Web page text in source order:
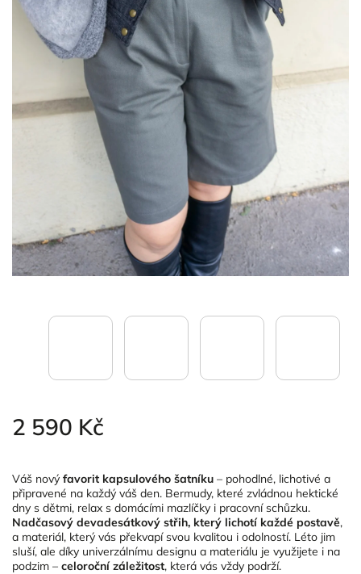
2 590 Kč
Váš nový favorit kapsulového šatníku – pohodlné, lichotivé a
připravené na každý váš den. Bermudy, které zvládnou hektické
dny s dětmi, relax s domácími mazlíčky i pracovní schůzku.
Nadčasový devadesátkový střih, který lichotí každé postavě,
a materiál, který vás překvapí svou kvalitou i odolností. Léto jim
sluší, ale díky univerzálnímu designu a materiálu je využijete i na
podzim – celoroční záležitost, která vás vždy podrží.